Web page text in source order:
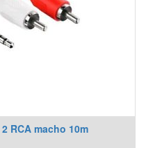
RCA macho 10m